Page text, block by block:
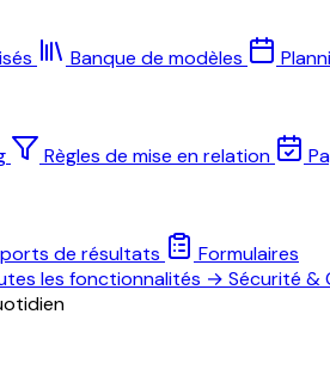
Banque de modèles
Règles de mise en relation
de résultats
Formulaires
les fonctionnalités → Sécurité &